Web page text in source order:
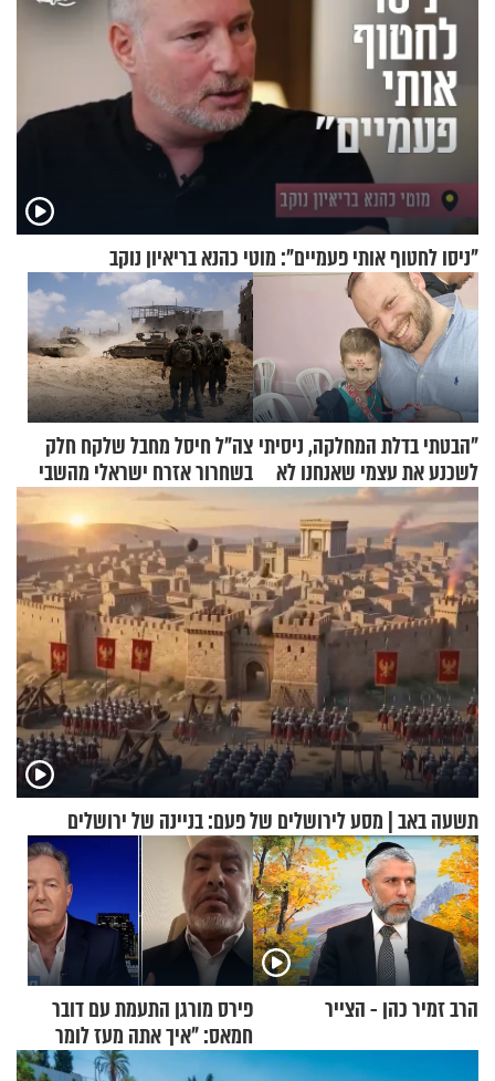
"ניסו לחטוף אותי פעמיים": מוטי כהנא בריאיון נוקב
"הבטתי בדלת המחלקה, ניסיתי
לשכנע את עצמי שאנחנו לא
שייכים לשם"
צה"ל חיסל מחבל שלקח חלק
בשחרור אזרח ישראלי מהשבי
תשעה באב | מסע לירושלים של פעם: בניינה של ירושלים
הרב זמיר כהן - הצייר
פירס מורגן התעמת עם דובר
חמאס: "איך אתה מעז לומר
שלא ביצעתם פשעי מלחמה?!"